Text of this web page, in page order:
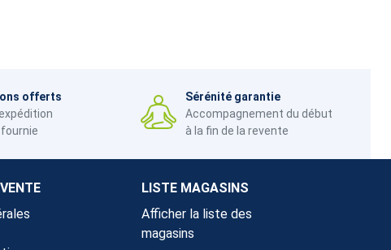
offerts
Sérénité garantie
Accompagnement du début
à la fin de la revente
LISTE MAGASINS
Afficher la liste des
magasins